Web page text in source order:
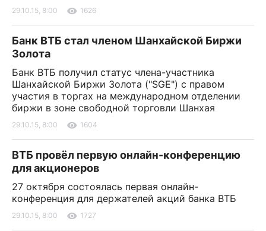
29.10.15, 8:00 1626
Банк ВТБ стал членом Шанхайской Биржи
Золота
Банк ВТБ получил статус члена-участника
Шанхайской Биржи Золота ("SGE") с правом
участия в торгах на международном отделении
биржи в зоне свободной торговли Шанхая
29.10.15, 8:00 1604
ВТБ провёл первую онлайн-конференцию
для акционеров
27 октября состоялась первая онлайн-
конференция для держателей акций банка ВТБ
29.10.15, 8:00 1727